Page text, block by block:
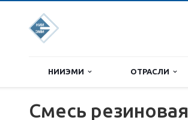
НИИЭМИ ОТРАСЛИ
Смесь